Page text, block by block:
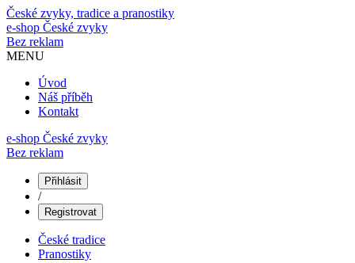
České zvyky, tradice a pranostiky
e-shop České zvyky
Bez reklam
MENU
Úvod
Náš příběh
Kontakt
e-shop České zvyky
Bez reklam
Přihlásit
/
Registrovat
České tradice
Pranostiky